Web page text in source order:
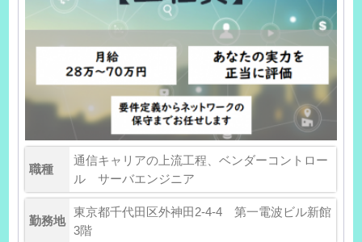
職種
通信キャリアの上流工程、ベンダーコントロー
ル サーバエンジニア
勤務地
東京都千代田区外神田2-4-4 第一電波ビル新館
3階